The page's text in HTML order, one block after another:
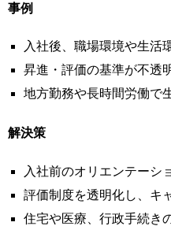
事例
入社後、職場環境や生活
昇進・評価の基準が不透
地方勤務や長時間労働で
解決策
入社前のオリエンテーシ
評価制度を透明化し、キ
住宅や医療、行政手続き